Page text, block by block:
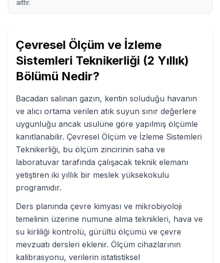
aittir.
Çevresel Ölçüm ve İzleme
Sistemleri Teknikerliği (2 Yıllık)
Bölümü Nedir?
Bacadan salınan gazın, kentin soluduğu havanın
ve alıcı ortama verilen atık suyun sınır değerlere
uygunluğu ancak usulüne göre yapılmış ölçümle
kanıtlanabilir. Çevresel Ölçüm ve İzleme Sistemleri
Teknikerliği, bu ölçüm zincirinin saha ve
laboratuvar tarafında çalışacak teknik elemanı
yetiştiren iki yıllık bir meslek yüksekokulu
programıdır.
Ders planında çevre kimyası ve mikrobiyoloji
temelinin üzerine numune alma teknikleri, hava ve
su kirliliği kontrolü, gürültü ölçümü ve çevre
mevzuatı dersleri eklenir. Ölçüm cihazlarının
kalibrasyonu, verilerin istatistiksel